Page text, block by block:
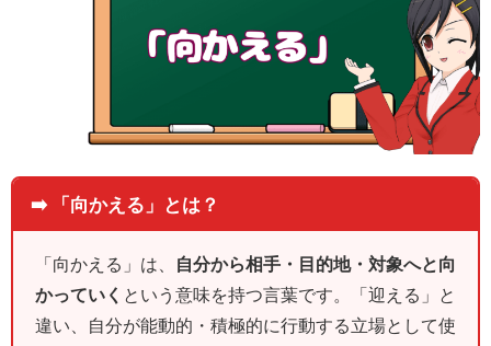
➡️ 「向かえる」とは？
「向かえる」は、
自分から相手・目的地・対象へと向
かっていく という意味を持つ言葉です。「迎える」と
違い、自分が能動的・積極的に行動する立場として使